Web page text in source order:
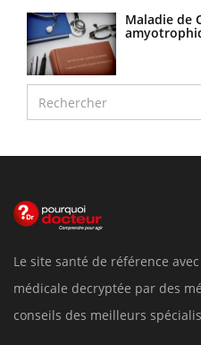
Maladie de
Le site santé de référence
médicale decryptée par des
conseils des meilleurs